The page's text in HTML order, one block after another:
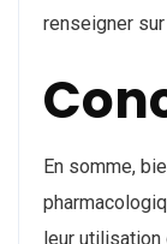
renseigner
En somme,
leur